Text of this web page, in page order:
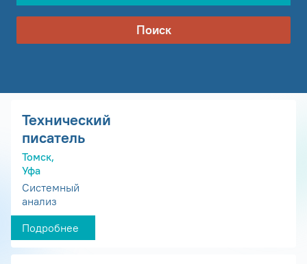
Поиск
Технический
писатель
Томск,
Уфа
Системный
анализ
Подробнее